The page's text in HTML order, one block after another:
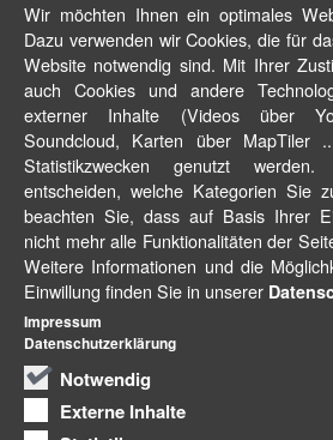
Wir möchten Ihnen ein optimales
Dazu verwenden wir Cookies, die für
Website notwendig sind. Mit Ihrer
auch Cookies und andere
externer Inhalte (Videos über
Soundcloud, Karten über MapTiler
Statistikzwecken genutzt
entscheiden, welche Kategorien Sie
beachten Sie, dass auf Basis Ihrer
nicht mehr alle Funktionalitäten der
Weitere Informationen und die
Einwillung finden Sie in unserer
Notwendig
Externe Inhalte
Impressum
Datenschutzerklärung